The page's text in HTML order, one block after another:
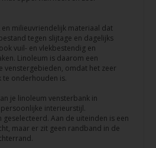
milieuvriendelijk materiaal dat
tegen slijtage en dagelijks
vuil- en vlekbestendig en
Linoleum is daarom een
venstergebieden, omdat het zeer
te onderhouden is.
je linoleum vensterbank in
interieurstijl.
Aan de uiteinden is een
maar er zit geen randband in de